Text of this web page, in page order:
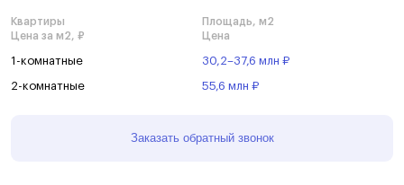
Квартиры
Площадь, м2
Цена за м2, ₽
Цена
1-комнатные 30,2–37,6 млн ₽
2-комнатные 55,6 млн ₽
Заказать обратный звонок